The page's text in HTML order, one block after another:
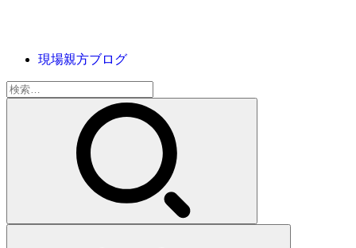
現場親方ブログ
検
索: